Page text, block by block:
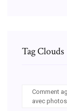
Tag Clouds
Comment
avec